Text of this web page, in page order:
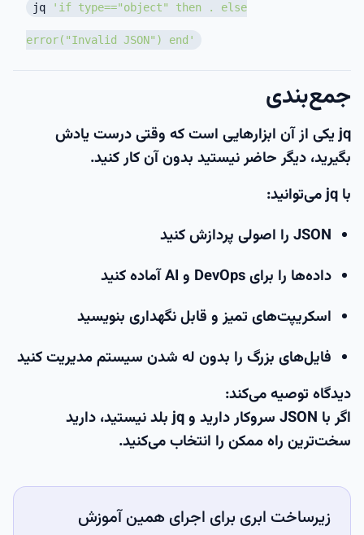
jq 'if type=="object" then . else
error("Invalid JSON") end'
جمع‌بندی
jq یکی از آن ابزارهایی است که وقتی درست یادش
بگیرید، دیگر حاضر نیستید بدون آن کار کنید.
با jq می‌توانید:
JSON را اصولی پردازش کنید
داده‌ها را برای DevOps و AI آماده کنید
اسکریپت‌های تمیز و قابل نگهداری بنویسید
فایل‌های بزرگ را بدون له شدن سیستم مدیریت کنید
دیدگاه توصیه می‌کند:
اگر با JSON سروکار دارید و jq بلد نیستید، دارید
سخت‌ترین راه ممکن را انتخاب می‌کنید.
زیرساخت ابری برای اجرای همین آموزش